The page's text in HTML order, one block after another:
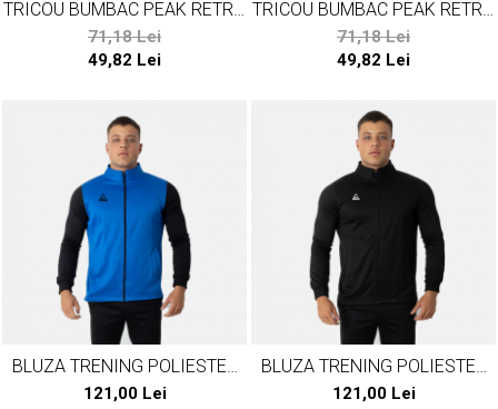
TRICOU BUMBAC PEAK RETRO
ALBASTRU
71,18 Lei
49,82 Lei
TRICOU BUMBAC PEAK RETRO
ROSU
71,18 Lei
49,82 Lei
BLUZA TRENING POLIESTER
PEAK TEAM23 ALBASTRU
121,00 Lei
BLUZA TRENING POLIESTER
PEAK TEAM23 NEGRU
121,00 Lei